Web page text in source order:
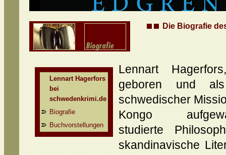
Die Biografie
Lennart Hagerfors
bei
schwedenkrimi.de
Biografie
Buchvorstellungen
Lennart
geboren und
schwedischer
Kongo
studierte
skandinavische